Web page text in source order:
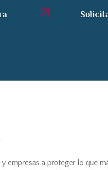
empresas a proteger lo que